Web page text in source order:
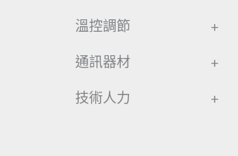
溫控調節 +
通訊器材 +
技術人力 +